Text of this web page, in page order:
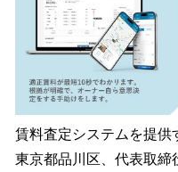
中
す
賃料査定システムを提供
東京都品川区、代表取締